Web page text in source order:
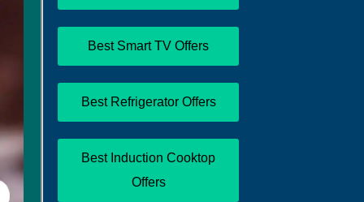
Best Smart TV Offers
Best Refrigerator Offers
Best Induction Cooktop
Offers